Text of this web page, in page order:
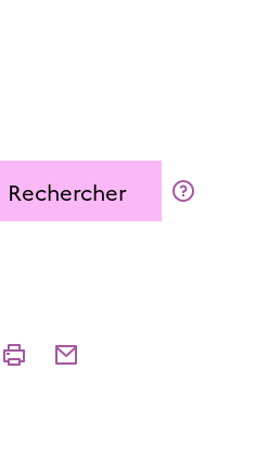
Rechercher
ImprimerPartager par courriel